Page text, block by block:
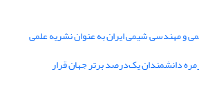
و مهندسی شیمی ایران به عنوان نشریه علمی
زمره دانشمندان یک‌درصد برتر جهان قرار